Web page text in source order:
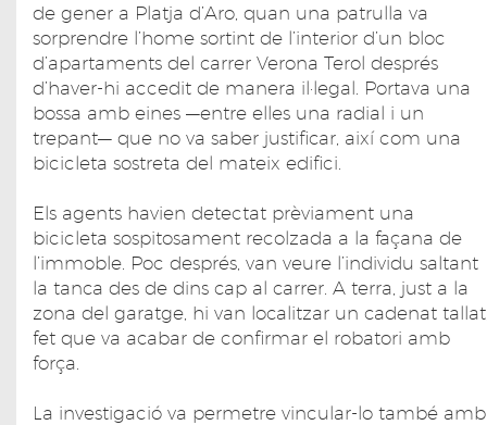
de gener a Platja d’Aro, quan una patrulla va
sorprendre l’home sortint de l’interior d’un bloc
d’apartaments del carrer Verona Terol després
d’haver-hi accedit de manera il·legal. Portava una
bossa amb eines —entre elles una radial i un
trepant— que no va saber justificar, així com una
bicicleta sostreta del mateix edifici.
Els agents havien detectat prèviament una
bicicleta sospitosament recolzada a la façana de
l’immoble. Poc després, van veure l’individu saltant
la tanca des de dins cap al carrer. A terra, just a la
zona del garatge, hi van localitzar un cadenat
fet que va acabar de confirmar el robatori amb
força.
La investigació va permetre vincular-lo també amb